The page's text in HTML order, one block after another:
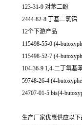
123-31-9 对苯二酚
2444-82-8 丁基二氯铝
12个下游产品
115498-55-0 (4-
115498-52-7 (4-
104-36-9 1,4-二丁氧基
59748-26-4 (4-
24707-01-5 bis(4-
生产厂家优惠供应以